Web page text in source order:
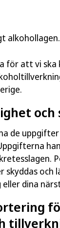
alkohollagen.
för att vi ska
och
de
skyddas och
dina